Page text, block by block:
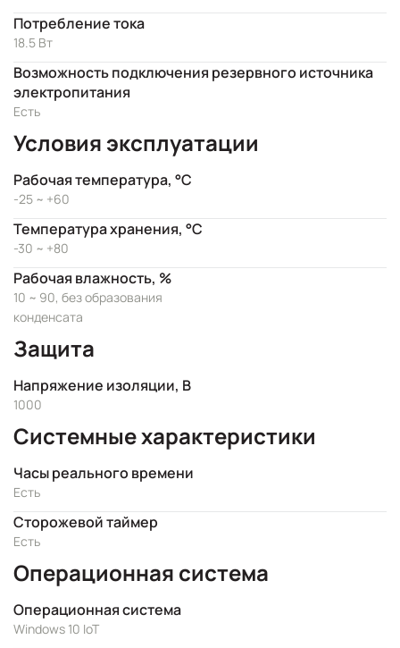
Потребление тока
18.5 Вт
Возможность подключения резервного источника
электропитания
Есть
Условия эксплуатации
Рабочая температура, °C
-25 ~ +60
Температура хранения, °C
-30 ~ +80
Рабочая влажность, %
10 ~ 90, без образования
конденсата
Защита
Напряжение изоляции, В
1000
Системные характеристики
Часы реального времени
Есть
Сторожевой таймер
Есть
Операционная система
Операционная система
Windows 10 IoT